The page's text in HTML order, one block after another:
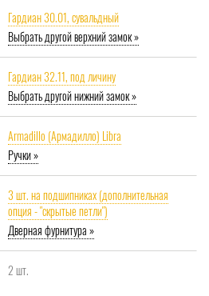
Гардиан 30.01, сувальдный
Выбрать другой верхний замок »
Гардиан 32.11, под личину
Выбрать другой нижний замок »
Armadillo (Армадилло) Libra
Ручки »
3 шт. на подшипниках (дополнительная
опция - "скрытые петли")
Дверная фурнитура »
2 шт.